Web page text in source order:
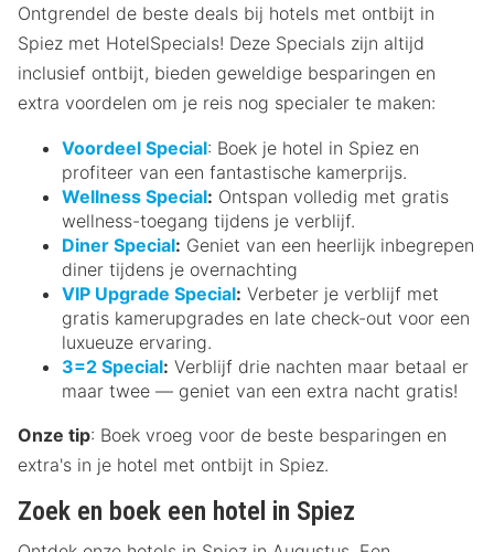
Ontgrendel de beste deals bij hotels met ontbijt in
Spiez met HotelSpecials! Deze Specials zijn altijd
inclusief ontbijt, bieden geweldige besparingen en
extra voordelen om je reis nog specialer te maken:
Voordeel Special: Boek je hotel in Spiez en
profiteer van een fantastische kamerprijs.
Wellness Special: Ontspan volledig met gratis
wellness-toegang tijdens je verblijf.
Diner Special: Geniet van een heerlijk inbegrepen
diner tijdens je overnachting
VIP Upgrade Special: Verbeter je verblijf met
gratis kamerupgrades en late check-out voor een
luxueuze ervaring.
3=2 Special: Verblijf drie nachten maar betaal er
maar twee — geniet van een extra nacht gratis!
Onze tip: Boek vroeg voor de beste besparingen en
extra's in je hotel met ontbijt in Spiez.
Zoek en boek een hotel in Spiez